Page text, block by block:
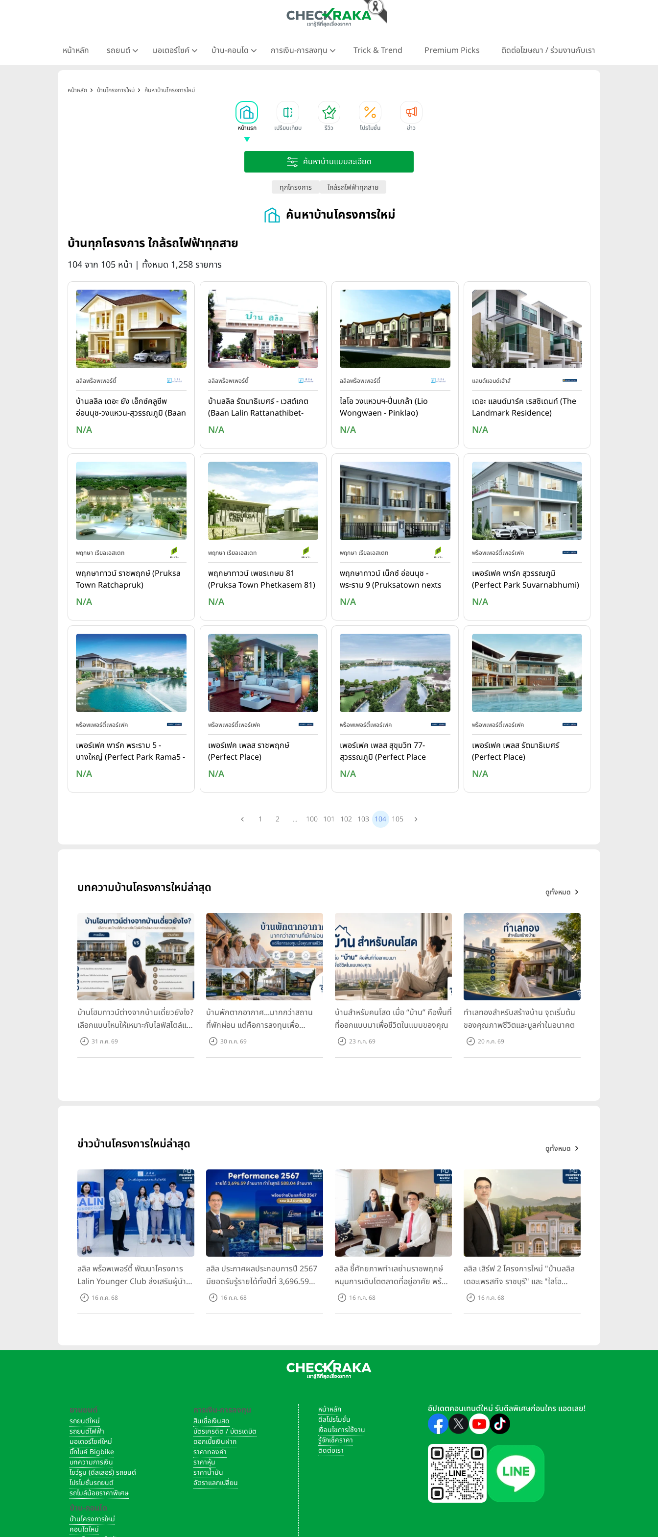
หน้าหลัก รถยนต์ มอเตอร์ไซค์ บ้าน-คอนโด การเงิน-การลงทุน Trick & Trend Premium Picks ติดต่อโฆษณา / ร่วมงานกับเรา
หน้าหลัก บ้านโครงการใหม่ ค้นหาบ้านโครงการใหม่
หน้าแรก เปรียบเทียบ รีวิว โปรโมชั่น ข่าว
ค้นหาบ้านแบบละเอียด
ทุกโครงการ ใกล้รถไฟฟ้าทุกสาย
ค้นหาบ้านโครงการใหม่
บ้านทุกโครงการ ใกล้รถไฟฟ้าทุกสาย
104 จาก 105 หน้า | ทั้งหมด 1,258 รายการ
ลลิลพร็อพเพอร์ตี้
บ้านลลิล เดอะ ยัง เอ็กซ์คลูซีพ
อ่อนนุช-วงแหวน-สุวรรณภูมิ (Baan
Lalin The Young Executive)
N/A
ลลิลพร็อพเพอร์ตี้
บ้านลลิล รัตนาธิเบศร์ - เวสต์เกต
(Baan Lalin Rattanathibet-
Westgate)
N/A
ลลิลพร็อพเพอร์ตี้
ไลโอ วงแหวนฯ-ปิ่นเกล้า (Lio
Wongwaen - Pinklao)
N/A
แลนด์แอนด์เฮ้าส์
เดอะ แลนด์มาร์ค เรสซิเดนท์ (The
Landmark Residence)
N/A
พฤกษา เรียลเอสเตท
พฤกษาทาวน์ ราชพฤกษ์ (Pruksa
Town Ratchapruk)
N/A
พฤกษา เรียลเอสเตท
พฤกษาทาวน์ เพชรเกษม 81
(Pruksa Town Phetkasem 81)
N/A
พฤกษา เรียลเอสเตท
พฤกษาทาวน์ เน็กซ์ อ่อนนุช -
พระราม 9 (Pruksatown nexts
Onnut -Rama 9)
N/A
พร็อพเพอร์ตี้เพอร์เฟค
เพอร์เฟค พาร์ค สุวรรณภูมิ
(Perfect Park Suvarnabhumi)
N/A
พร็อพเพอร์ตี้เพอร์เฟค
เพอร์เฟค พาร์ค พระราม 5 -
บางใหญ่ (Perfect Park Rama5 -
Bangyai)
N/A
พร็อพเพอร์ตี้เพอร์เฟค
เพอร์เฟค เพลส ราชพฤกษ์
(Perfect Place)
N/A
พร็อพเพอร์ตี้เพอร์เฟค
เพอร์เฟค เพลส สุขุมวิท 77-
สุวรรณภูมิ (Perfect Place
Sukhumvit 77 -
Suvarnabhumi)
N/A
พร็อพเพอร์ตี้เพอร์เฟค
เพอร์เฟค เพลส รัตนาธิเบศร์
(Perfect Place)
N/A
1 2 ... 100 101 102 103 104 105
บทความบ้านโครงการใหม่ล่าสุด ดูทั้งหมด
บ้านโฮมทาวน์ต่างจากบ้านเดี่ยวยังไง?
เลือกแบบไหนให้เหมาะกับไลฟ์สไตล์และ
อนาคตของคุณ
31 ก.ค. 69
บ้านพักตากอากาศ...มากกว่าสถาน
ที่พักผ่อน แต่คือการลงทุนเพื่อ
คุณภาพชีวิต
30 ก.ค. 69
บ้านสำหรับคนโสด เมื่อ “บ้าน” คือพื้นที่
ที่ออกแบบมาเพื่อชีวิตในแบบของคุณ
23 ก.ค. 69
ทำเลทองสำหรับสร้างบ้าน จุดเริ่มต้น
ของคุณภาพชีวิตและมูลค่าในอนาคต
20 ก.ค. 69
ข่าวบ้านโครงการใหม่ล่าสุด ดูทั้งหมด
ลลิล พร็อพเพอร์ตี้ พัฒนาโครงการ
Lalin Younger Club ส่งเสริมผู้นำ
รุ่นใหม่ พัฒนาองค์กรสู่อนาคต
16 ก.ค. 68
ลลิล ประกาศผลประกอบการปี 2567
มียอดรับรู้รายได้ทั้งปีที่ 3,696.59
ล้านบาท กำไรสุทธิ 588.04 ล้านบาท
16 ก.ค. 68
ลลิล ชี้ศักยภาพทำเลย่านราชพฤกษ์
หนุนการเติบโตตลาดที่อยู่อาศัย พร้อม
เปิดตัวโครงการใหม่ "ไลโอ
16 ก.ค. 68
ลลิล เสิร์ฟ 2 โครงการใหม่ "บ้านลลิล
เดอะเพรสทีจ ราชบุรี" และ "ไลโอ
ราชบุรี" บ้าน และทาวน์โฮมสไตล์
16 ก.ค. 68
ยานยนต์
รถยนต์ใหม่
รถยนต์ไฟฟ้า
มอเตอร์ไซค์ใหม่
บิ๊กไบค์ Bigbike
บทความการเงิน
โชว์รูม (ดีลเลอร์) รถยนต์
โปรโมชั่นรถยนต์
รถไมล์น้อยราคาพิเศษ
บ้าน-คอนโด
บ้านโครงการใหม่
คอนโดใหม่
การเงิน-การลงทุน
สินเชื่อเงินสด
บัตรเครดิต / บัตรเดบิต
ดอกเบี้ยเงินฝาก
ราคาทองคำ
ราคาหุ้น
ราคาน้ำมัน
อัตราแลกเปลี่ยน
หน้าหลัก
ดีลโปรโมชั่น
เงื่อนไขการใช้งาน
รู้จักเช็คราคา
ติดต่อเรา
อัปเดตคอนเทนต์ใหม่ รับดีลพิเศษก่อนใคร แอดเลย!